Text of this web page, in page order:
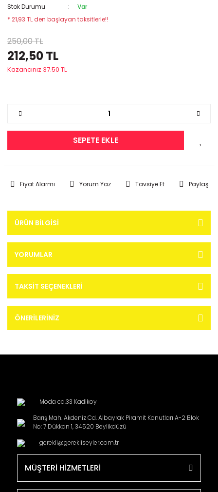
Stok Durumu
Var
* 21,93 TL den başlayan taksitlerle!!
250,00 TL
212,50 TL
Kazancınız 37.50 TL
SEPETE EKLE
Fiyat Alarmı Yorum Yaz Tavsiye Et Paylaş
ÜRÜN BILGISI
YORUMLAR
TAKSIT SEÇENEKLERI
ÖNERILERINIZ
Moda cd.33 Kadikoy
Barış Mah. Akdeniz Cd. Albayrak Piramit Konutları A-2 Blok
No: 7 Dükkan 1, 34520 Beylikdüzü
gerekli@gerekliseyler.com.tr
MÜŞTERİ HİZMETLERİ